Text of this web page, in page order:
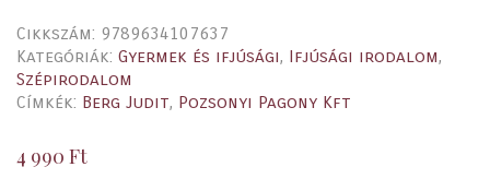
Cikkszám: 9789634107637
Kategóriák: Gyermek és ifjúsági, Ifjúsági irodalom,
Szépirodalom
Címkék: Berg Judit, Pozsonyi Pagony Kft
4 990 Ft